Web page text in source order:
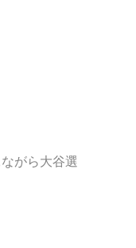
がら大谷選